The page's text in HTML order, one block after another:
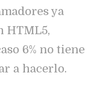
ya
HTML5,
6% no tiene
a hacerlo.